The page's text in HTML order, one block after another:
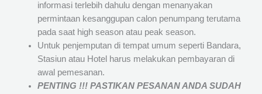
informasi terlebih dahulu dengan menanyakan
permintaan kesanggupan calon penumpang terutama
pada saat high season atau peak season.
Untuk penjemputan di tempat umum seperti Bandara,
Stasiun atau Hotel harus melakukan pembayaran di
awal pemesanan.
PENTING !!! PASTIKAN PESANAN ANDA SUDAH